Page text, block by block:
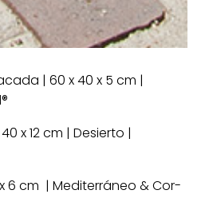
| 60 x 40 x 5 cm |
x 12 cm | Desierto |
6 cm | Mediterráneo & Cor-